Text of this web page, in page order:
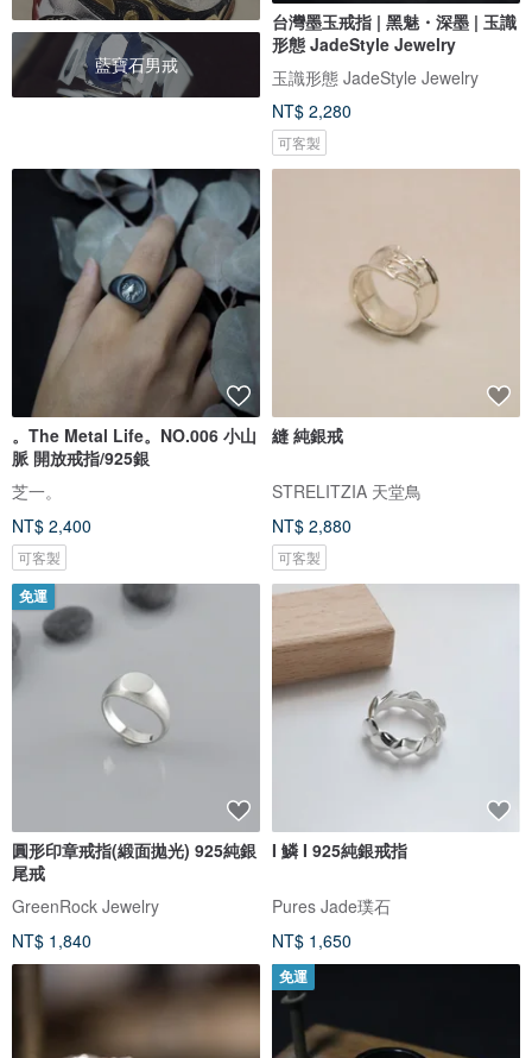
藍寶石男戒
台灣墨玉戒指 | 黑魅・深墨 | 玉識
形態 JadeStyle Jewelry
玉識形態 JadeStyle Jewelry
NT$ 2,280
可客製
。The Metal Life。NO.006 小山
脈 開放戒指/925銀
芝一。
NT$ 2,400
可客製
縫 純銀戒
STRELITZIA 天堂鳥
NT$ 2,880
可客製
免運
圓形印章戒指(緞面拋光) 925純銀
尾戒
GreenRock Jewelry
NT$ 1,840
I 鱗 I 925純銀戒指
Pures Jade璞石
NT$ 1,650
免運